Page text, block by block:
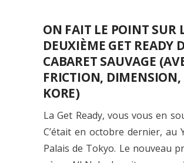
ON FAIT LE POINT SUR
DEUXIÈME GET READY
CABARET SAUVAGE
FRICTION,
KORE)
La Get Ready, vous vous en
C’était en octobre dernier, au
Palais de Tokyo. Le nouveau